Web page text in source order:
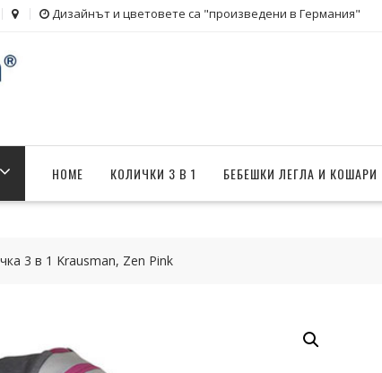
Дизайнът и цветовете са "произведени в Германия"
HOME КОЛИЧКИ 3 В 1 БЕБЕШКИ ЛЕГЛА И КОШАРИ
3 в 1 Krausman, Zen Pink